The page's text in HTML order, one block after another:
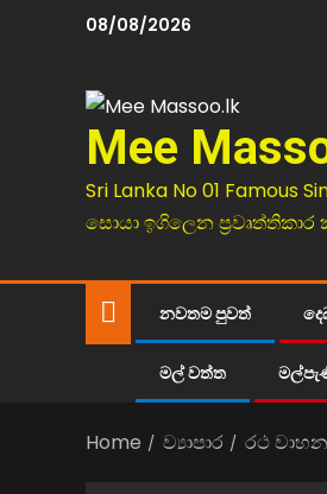
08/08/2026
Mee
Sri Lanka No 01 Famous
සොයා ඉගිලෙන ප්‍රවෘත්තිකාර
නවතම පුවත්
මල් වත්ත
Home ව්‍යාපාර රථ